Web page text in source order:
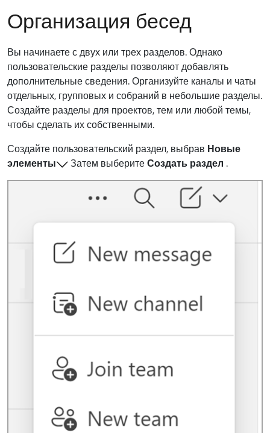
Организация бесед
Вы начинаете с двух или трех разделов. Однако
пользовательские разделы позволяют добавлять
дополнительные сведения. Организуйте каналы и чаты
отдельных, групповых и собраний в небольшие разделы.
Создайте разделы для проектов, тем или любой темы,
чтобы сделать их собственными.
Создайте пользовательский раздел, выбрав Новые
элементы
Затем выберитеСоздать раздел .